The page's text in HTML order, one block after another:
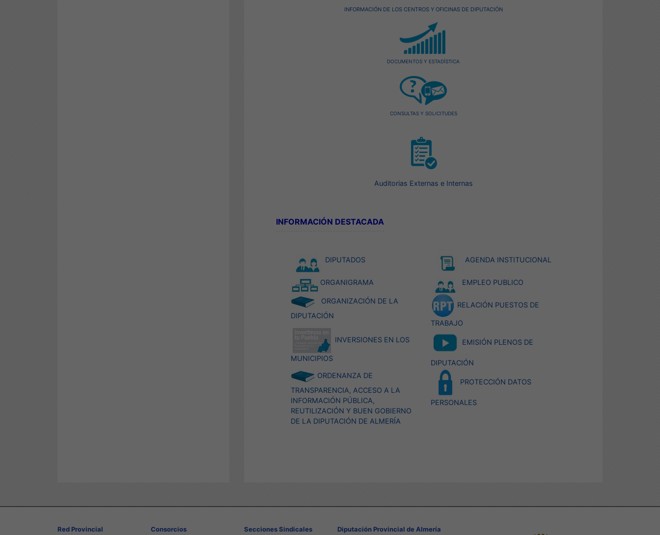
INFORMACIÓN DE LOS CENTROS Y OFICINAS DE DIPUTACIÓN
DOCUMENTOS Y ESTADÍSTICA
CONSULTAS Y SOLICITUDES
Auditorias Externas e Internas
INFORMACIÓN DESTACADA
DIPUTADOS AGENDA INSTITUCIONAL
ORGANIGRAMA EMPLEO PUBLICO
ORGANIZACIÓN DE LA
DIPUTACIÓN
RELACIÓN PUESTOS DE
TRABAJO
INVERSIONES EN LOS
MUNICIPIOS
EMISIÓN PLENOS DE
DIPUTACIÓN
ORDENANZA DE
TRANSPARENCIA, ACCESO A LA
INFORMACIÓN PÚBLICA,
REUTILIZACIÓN Y BUEN GOBIERNO
DE LA DIPUTACIÓN DE ALMERÍA
PROTECCIÓN DATOS
PERSONALES
Red Provincial Consorcios Secciones Sindicales Diputación Provincial de Almería